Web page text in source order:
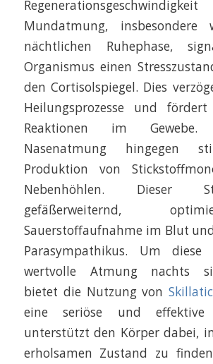
Mundatmung, insbesondere
nächtlichen Ruhephase,
Organismus einen
den Cortisolspiegel. Dies
Heilungsprozesse und
Reaktionen im
Nasenatmung hingegen
Produktion von
Nebenhöhlen. Dieser
gefäßerweiternd,
Sauerstoffaufnahme im Blut
Parasympathikus. Um diese
wertvolle Atmung nachts
bietet die Nutzung von
eine seriöse und effektive
unterstützt den Körper dabei,
erholsamen Zustand zu